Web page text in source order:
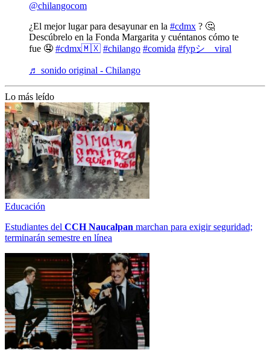
@chilangocom
¿El mejor lugar para desayunar en la #cdmx ? 🤔
Descúbrelo en la Fonda Margarita y cuéntanos cómo te
fue 🤤 #cdmx🇲🇽 #chilango #comida #fypシ゚viral
♬ sonido original - Chilango
Lo más leído
Educación
Estudiantes del CCH Naucalpan marchan para exigir seguridad;
terminarán semestre en línea